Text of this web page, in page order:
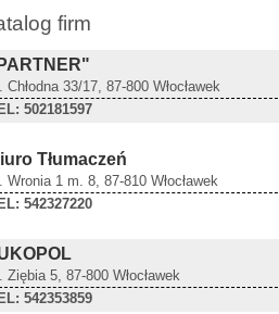
firm
Chłodna 33/17, 87-800 Włocławek
502181597
Tłumaczeń
Wronia 1 m. 8, 87-810 Włocławek
542327220
Ziębia 5, 87-800 Włocławek
542353859